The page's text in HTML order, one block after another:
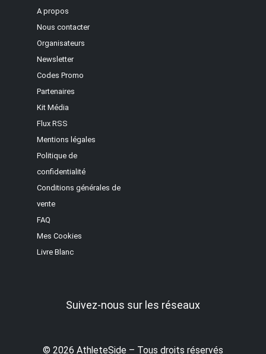
A propos
Nous contacter
Organisateurs
Newsletter
Codes Promo
Partenaires
Kit Média
Flux RSS
Mentions légales
Politique de
confidentialité
Conditions générales de
vente
FAQ
Mes Cookies
Livre Blanc
Suivez-nous sur les réseaux
© 2026 AthleteSide – Tous droits réservés